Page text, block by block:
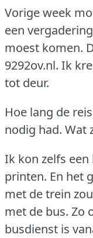
Vorige week
een
moest komen.
9292ov.nl. Ik
tot deur.
Hoe lang de
nodig had. Wat
Ik kon zelfs
printen. En het
met de trein
met de bus. Zo
busdienst is